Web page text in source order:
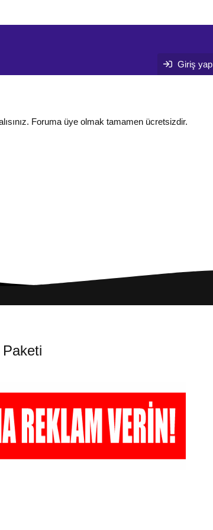
Giriş yap
Foruma üye olmak tamamen ücretsizdir.